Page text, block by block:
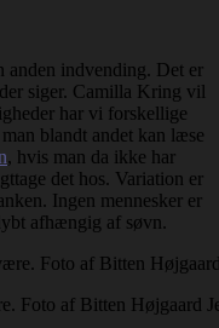
anden indvending. Det er
siger. Camilla Kring vil
har vi forskellige
blandt andet kan læse
, hvis man da ikke har
det hos. Variation er
Ingen mennesker er
afhængig af søvn.
Foto af Bitten Højgaard